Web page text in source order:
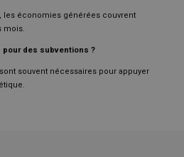
les économies générées couvrent
mois.
des subventions ?
souvent nécessaires pour appuyer